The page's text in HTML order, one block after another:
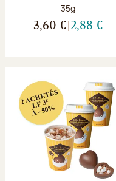
Poids net :
35g
3,60 € 2,88 €